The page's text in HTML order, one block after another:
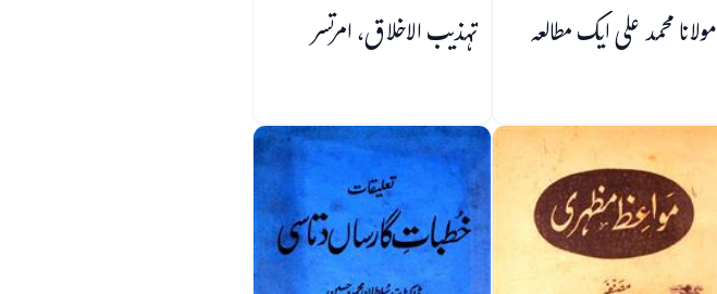
مولانا محمد علی ایک مطالعہ تہذیب الاخلاق، امرتسر